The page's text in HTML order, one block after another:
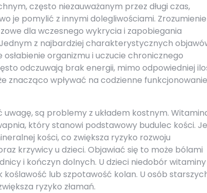
często niezauważanym przez długi czas,
je pomylić z innymi dolegliwościami. Zrozumienie
dla wczesnego wykrycia i zapobiegania
z najbardziej charakterystycznych
organizmu i uczucie chronicznego
odczuwają brak energii, mimo odpowiedniej
znacząco wpływać na codzienne
są problemy z układem kostnym.
który stanowi podstawowy budulec kości.
kości, co zwiększa ryzyko rozwoju
krzywicy u dzieci. Objawiać się to może bólami
i kończyn dolnych. U dzieci niedobór witaminy
lub szpotawość kolan. U osób
ryzyko złamań.